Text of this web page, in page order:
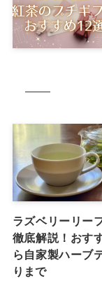
ラズベリーリー
徹底解説！おす
ら自家製ハーブ
りまで